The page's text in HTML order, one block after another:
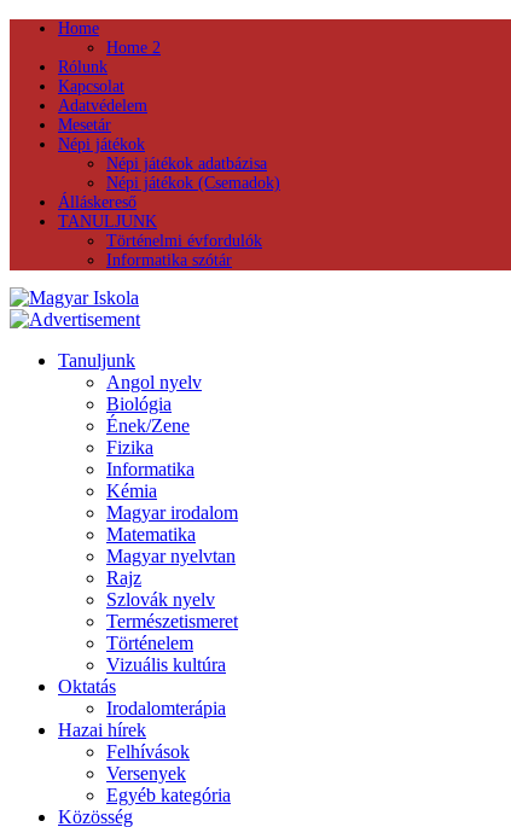
Home
Home 2
Rólunk
Kapcsolat
Adatvédelem
Mesetár
Népi játékok
Népi játékok adatbázisa
Népi játékok (Csemadok)
Álláskereső
TANULJUNK
Történelmi évfordulók
Informatika szótár
Tanuljunk
Angol nyelv
Biológia
Ének/Zene
Fizika
Informatika
Kémia
Magyar irodalom
Matematika
Magyar nyelvtan
Rajz
Szlovák nyelv
Természetismeret
Történelem
Vizuális kultúra
Oktatás
Irodalomterápia
Hazai hírek
Felhívások
Versenyek
Egyéb kategória
Közösség